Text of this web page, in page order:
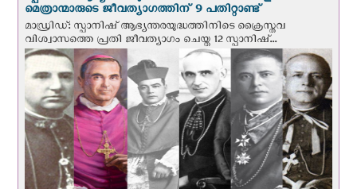
മെത്രാന്മാരുടെ ജീവത്യാഗത്തിന് 9 പതിറ്റാണ്ട്
മാഡ്രിഡ്: സ്പാനിഷ് ആഭ്യന്തരയുദ്ധത്തിനിടെ ക്രൈസ്തവ
വിശ്വാസത്തെ പ്രതി ജീവത്യാഗം ചെയ്ത 12 സ്പാനിഷ്...